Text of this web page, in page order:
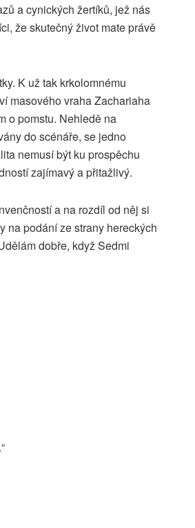
a cynických žertíků, jež nás
že skutečný život mate právě
K už tak krkolomnému
masového vraha Zachariaha
o pomstu. Nehledě na
do scénáře, se jedno
nemusí být ku prospěchu
zajímavý a přitažlivý.
a na rozdíl od něj si
na podání ze strany hereckých
dobře, když Sedmi